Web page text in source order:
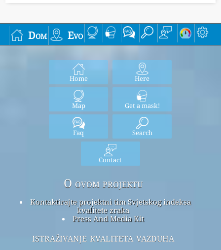
Dom Evo
Home Here
Map Get a mask!
Faq Search
Contact
O ovom projektu
Kontaktirajte projektni tim Svjetskog indeksa
kvalitete zraka
Press And Media Kit
istraživanje kvaliteta vazduha